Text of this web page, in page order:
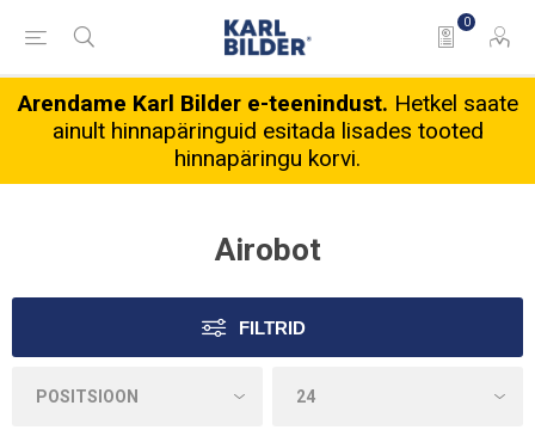
0
Arendame Karl Bilder e-teenindust. Hetkel saate
ainult hinnapäringuid esitada lisades tooted
hinnapäringu korvi.
Airobot
FILTRID